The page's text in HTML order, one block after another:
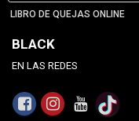
LIBRO DE QUEJAS ONLINE
BLACK
EN LAS REDES